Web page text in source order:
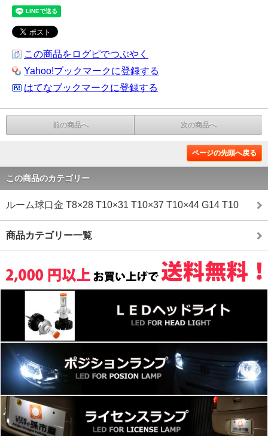
この商品をログピでつぶやく
Yahoo!ブックマークに登録する
はてなブックマークに登録する
前の商品へ 次の商品へ
ページの先頭へ戻る
この商品のカテゴリー
ルーム球口金 T8×28 T10×31 T10×37 T10×44 G14 T10
商品カテゴリー一覧